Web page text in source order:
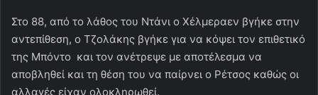
Στο 88, από το λάθος του Ντάνι ο Χέλμεραεν βγήκε στην
αντεπίθεση, ο Τζολάκης βγήκε για να κόψει τον επιθετικό
της Μπόντο και τον ανέτρεψε με αποτέλεσμα να
αποβληθεί και τη θέση του να παίρνει ο Ρέτσος καθώς οι
αλλαγές είχαν ολοκληρωθεί.